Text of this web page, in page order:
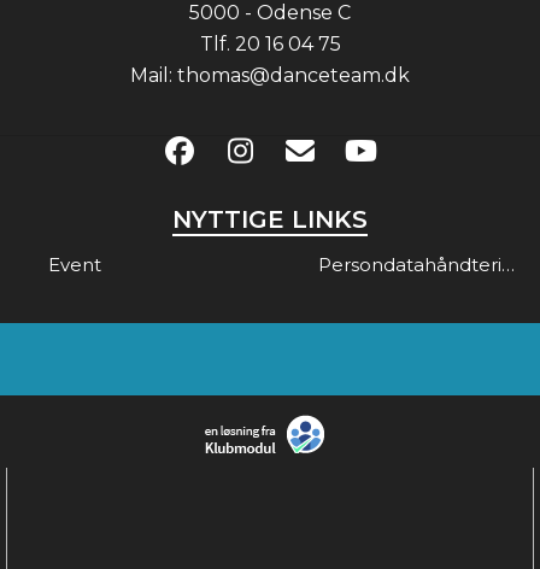
5000 - Odense C
Tlf. 20 16 04 75
Mail: thomas@danceteam.dk
NYTTIGE LINKS
Event Persondatahåndtering & Gdpr